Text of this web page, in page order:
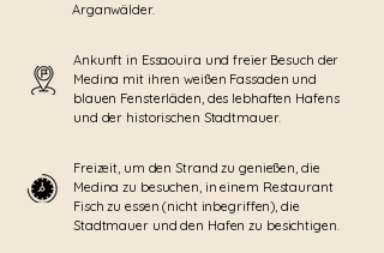
Arganwälder.
Ankunft in Essaouira und freier Besuch der
Medina mit ihren weißen Fassaden und
blauen Fensterläden, des lebhaften Hafens
und der historischen Stadtmauer.
Freizeit, um den Strand zu genießen, die
Medina zu besuchen, in einem Restaurant
Fisch zu essen (nicht inbegriffen), die
Stadtmauer und den Hafen zu besichtigen.